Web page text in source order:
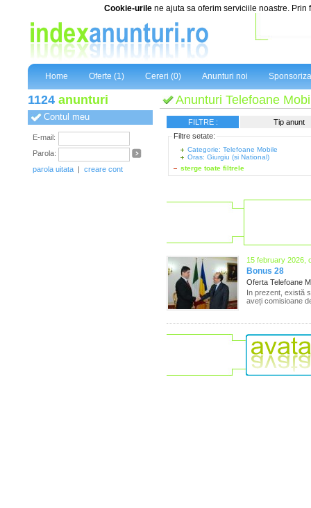
Cookie-urile ne ajuta sa oferim serviciile noastre.
Home Oferte (1) Cereri (0) Anunturi noi
1124 anunturi
Contul meu
E-mail:
Parola:
parola uitata | creare cont
Anunturi Telefoane
FILTRE :
Tip anunt
Filtre setate:
Categorie: Telefoane Mobile
Oras: Giurgiu (si National)
sterge toate filtrele
15 february 2026,
Bonus 28
Oferta Telefoane
In prezent, există
aveți comisioane